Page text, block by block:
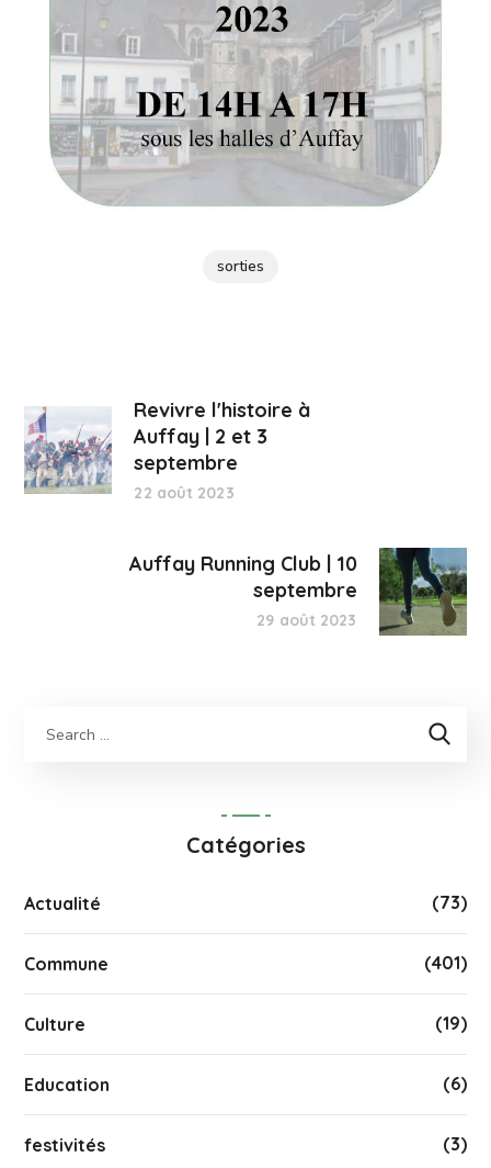
sorties
Revivre l'histoire à
Auffay | 2 et 3
septembre
22 août 2023
Auffay Running Club | 10
septembre
29 août 2023
Catégories
Actualité (73)
Commune (401)
Culture (19)
Education (6)
festivités (3)